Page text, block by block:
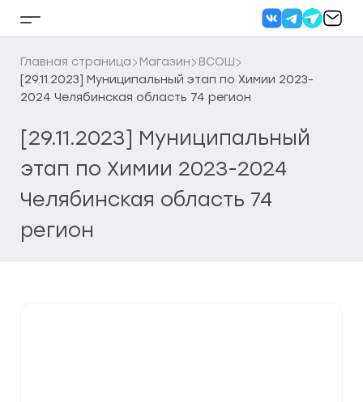
Кнопка
бокового
меню
Главная страница Магазин
ВСОШ
[29.11.2023] Муниципальный этап по Химии 2023-
2024 Челябинская область 74 регион
[29.11.2023] Муниципальный
этап по Химии 2023-2024
Челябинская область 74
регион